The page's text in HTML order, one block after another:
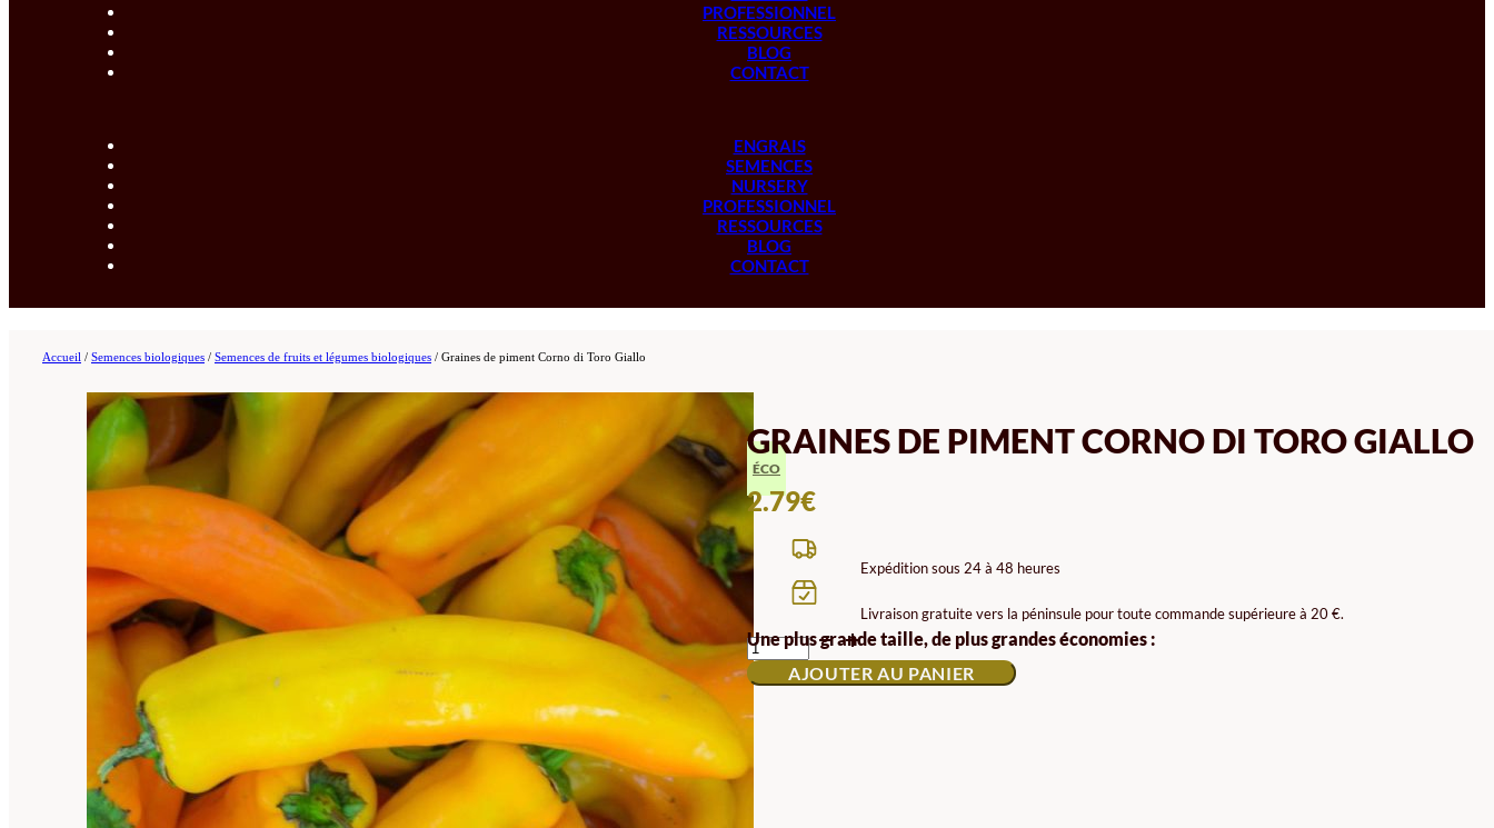
PROFESSIONNEL
RESSOURCES
BLOG
CONTACT
ENGRAIS
SEMENCES
NURSERY
PROFESSIONNEL
RESSOURCES
BLOG
CONTACT
Accueil / Semences biologiques / Semences de fruits et légumes biologiques / Graines de piment Corno di Toro Giallo
GRAINES DE PIMENT CORNO DI TORO GIALLO
ÉCO
2.79€
Expédition sous 24 à 48 heures
Livraison gratuite vers la péninsule pour toute commande supérieure à 20 €.
Une plus grande taille, de plus grandes économies :
QUANTITÉ
DE
GRAINES
DE
PIMENT
TORO
AJOUTER AU PANIER